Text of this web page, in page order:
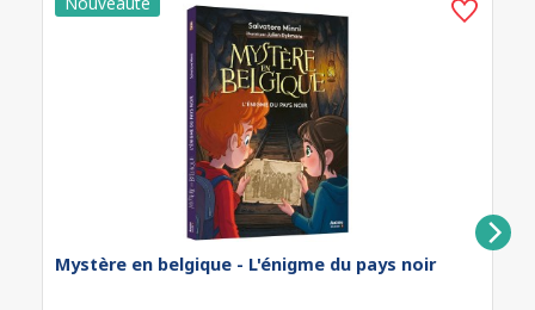
Mystère en belgique - L'énigme du pays noir